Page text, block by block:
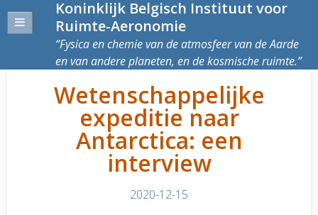
Koninklijk Belgisch Instituut voor
Ruimte-Aeronomie
Fysica en chemie van de atmosfeer van de Aarde
en van andere planeten, en de kosmische ruimte.
Wetenschappelijke
expeditie naar
Antarctica: een
interview
2020-12-15